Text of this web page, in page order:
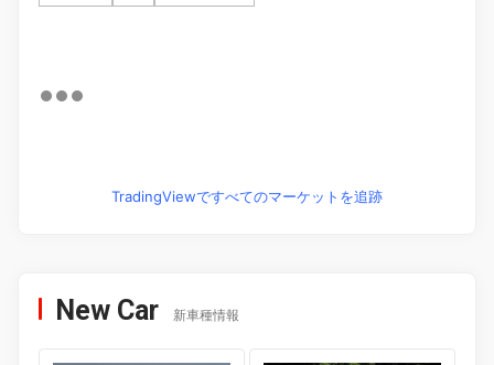
TradingViewですべてのマーケットを追跡
New Car 新車種情報